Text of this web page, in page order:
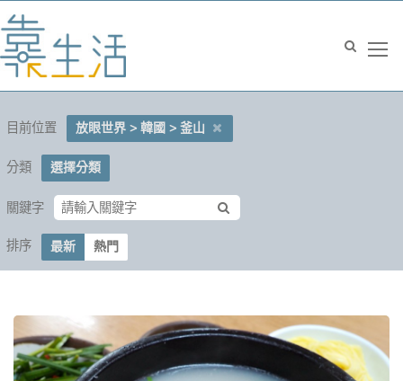
目前位置 放眼世界 > 韓國 > 釜山
分類 選擇分類
關鍵字
排序 最新 熱門